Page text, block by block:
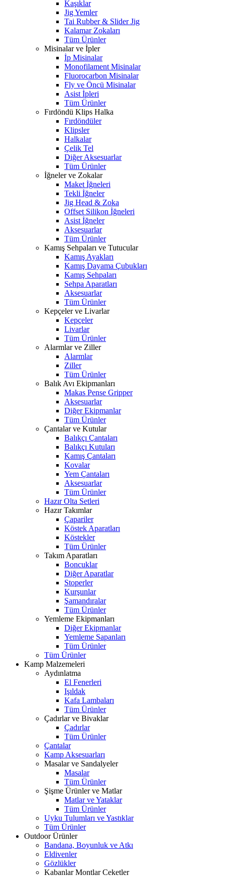
Kaşıklar
Jig Yemler
Tai Rubber & Slider Jig
Kalamar Zokaları
Tüm Ürünler
Misinalar ve İpler
İp Misinalar
Monofilament Misinalar
Fluorocarbon Misinalar
Fly ve Öncü Misinalar
Asist İpleri
Tüm Ürünler
Fırdöndü Klips Halka
Fırdöndüler
Klipsler
Halkalar
Çelik Tel
Diğer Aksesuarlar
Tüm Ürünler
İğneler ve Zokalar
Maket İğneleri
Tekli İğneler
Jig Head & Zoka
Offset Silikon İğneleri
Asist İğneler
Aksesuarlar
Tüm Ürünler
Kamış Sehpaları ve Tutucular
Kamış Ayakları
Kamış Dayama Çubukları
Kamış Sehpaları
Sehpa Aparatları
Aksesuarlar
Tüm Ürünler
Kepçeler ve Livarlar
Kepçeler
Livarlar
Tüm Ürünler
Alarmlar ve Ziller
Alarmlar
Ziller
Tüm Ürünler
Balık Avı Ekipmanları
Makas Pense Gripper
Aksesuarlar
Diğer Ekipmanlar
Tüm Ürünler
Çantalar ve Kutular
Balıkçı Çantaları
Balıkçı Kutuları
Kamış Çantaları
Kovalar
Yem Çantaları
Aksesuarlar
Tüm Ürünler
Hazır Olta Setleri
Hazır Takımlar
Çapariler
Köstek Aparatları
Köstekler
Tüm Ürünler
Takım Aparatları
Boncuklar
Diğer Aparatlar
Stoperler
Kurşunlar
Şamandıralar
Tüm Ürünler
Yemleme Ekipmanları
Diğer Ekipmanlar
Yemleme Sapanları
Tüm Ürünler
Tüm Ürünler
Kamp Malzemeleri
Aydınlatma
El Fenerleri
Işıldak
Kafa Lambaları
Tüm Ürünler
Çadırlar ve Bivaklar
Çadırlar
Tüm Ürünler
Çantalar
Kamp Aksesuarları
Masalar ve Sandalyeler
Masalar
Tüm Ürünler
Şişme Ürünler ve Matlar
Matlar ve Yataklar
Tüm Ürünler
Uyku Tulumları ve Yastıklar
Tüm Ürünler
Outdoor Ürünler
Bandana, Boyunluk ve Atkı
Eldivenler
Gözlükler
Kabanlar Montlar Ceketler